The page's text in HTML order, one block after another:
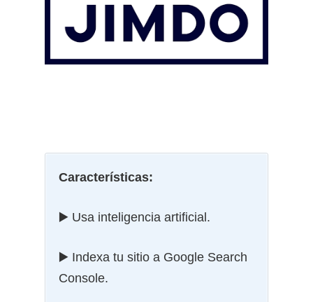
Características:
▶️ Usa inteligencia artificial.
▶️ Indexa tu sitio a Google Search
Console.